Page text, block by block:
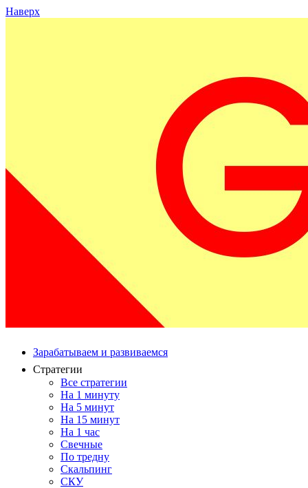
Наверх
Зарабатываем и развиваемся
Стратегии
Все стратегии
На 1 минуту
На 5 минут
На 15 минут
На 1 час
Свечные
По тредну
Скальпинг
СКУ